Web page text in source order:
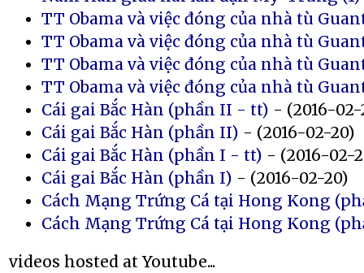
TT Obama và việc đóng của nhà tù
TT Obama và việc đóng của nhà tù
TT Obama và việc đóng của nhà tù
TT Obama và việc đóng của nhà tù
Cái gai Bắc Hàn (phần II - tt) - (2016-02-
Cái gai Bắc Hàn (phần II) - (2016-02-20)
Cái gai Bắc Hàn (phần I - tt) - (2016-02-
Cái gai Bắc Hàn (phần I) - (2016-02-20)
Cách Mạng Trứng Cá tại Hong Kong
Cách Mạng Trứng Cá tại Hong Kong
videos hosted at Youtube...